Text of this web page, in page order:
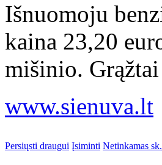
Išnuomoju
kaina 23,20
mišinio.
www.sienuva.lt
Persiųsti draugui Įsiminti Netinkamas sk.